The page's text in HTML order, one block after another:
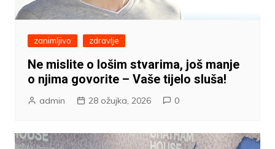
zanimljivo zdravlje
Ne mislite o lošim stvarima, još manje
o njima govorite – Vaše tijelo sluša!
admin 28 ožujka, 2026 0